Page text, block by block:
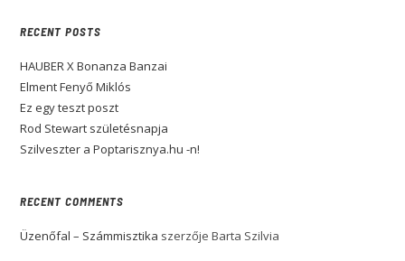
RECENT POSTS
HAUBER X Bonanza Banzai
Elment Fenyő Miklós
Ez egy teszt poszt
Rod Stewart születésnapja
Szilveszter a Poptarisznya.hu -n!
RECENT COMMENTS
Üzenőfal – Számmisztika szerzőjeBarta Szilvia